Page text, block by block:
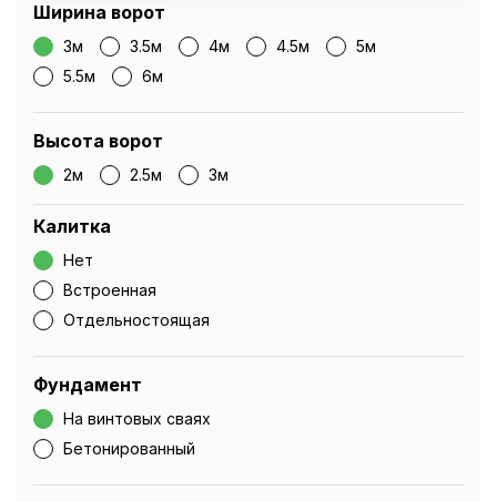
Ширина ворот
3м 3.5м 4м 4.5м
5м
5.5м
6м
Высота ворот
2м 2.5м 3м
Калитка
Нет
Встроенная
Отдельностоящая
Фундамент
На винтовых сваях
Бетонированный